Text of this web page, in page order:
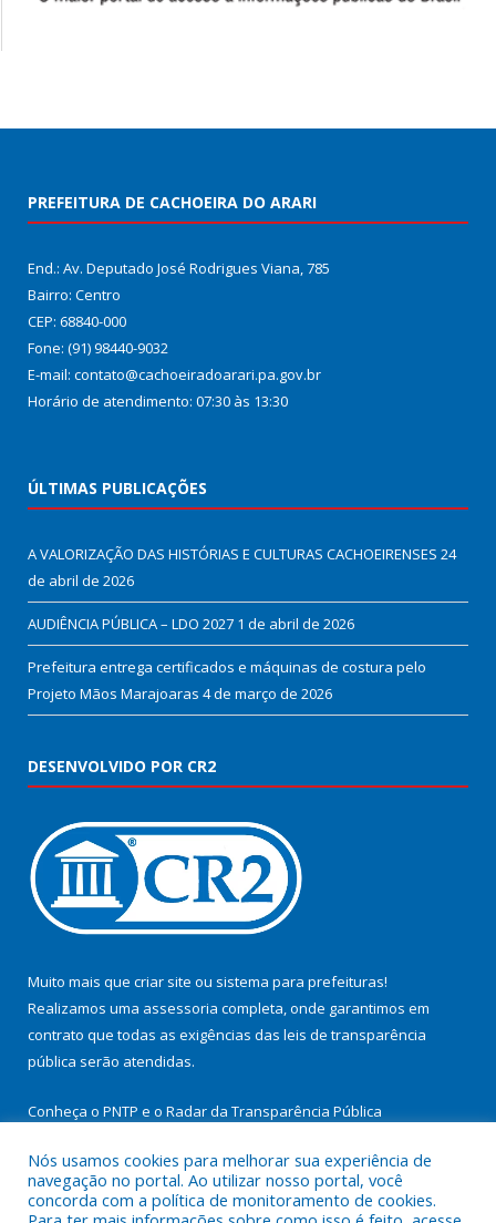
PREFEITURA DE CACHOEIRA DO ARARI
End.: Av. Deputado José Rodrigues Viana, 785
Bairro: Centro
CEP: 68840-000
Fone: (91) 98440-9032
E-mail: contato@cachoeiradoarari.pa.gov.br
Horário de atendimento: 07:30 às 13:30
ÚLTIMAS PUBLICAÇÕES
A VALORIZAÇÃO DAS HISTÓRIAS E CULTURAS CACHOEIRENSES 24
de abril de 2026
AUDIÊNCIA PÚBLICA – LDO 2027 1 de abril de 2026
Prefeitura entrega certificados e máquinas de costura pelo
Projeto Mãos Marajoaras 4 de março de 2026
DESENVOLVIDO POR CR2
Muito mais que criar site ou sistema para prefeituras!
Realizamos uma assessoria completa, onde garantimos em
contrato que todas as exigências das leis de transparência
pública serão atendidas.
Conheça o PNTP e o Radar da Transparência Pública
Nós usamos cookies para melhorar sua experiência de
navegação no portal. Ao utilizar nosso portal, você
concorda com a política de monitoramento de cookies.